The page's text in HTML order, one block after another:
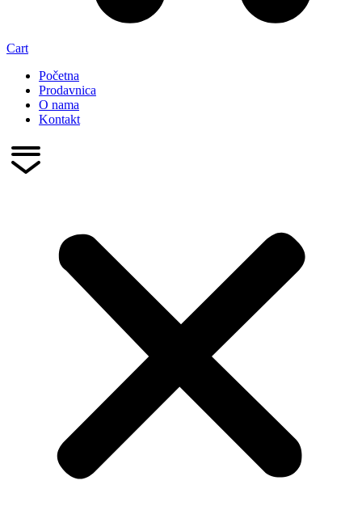
Cart
Početna
Prodavnica
O nama
Kontakt